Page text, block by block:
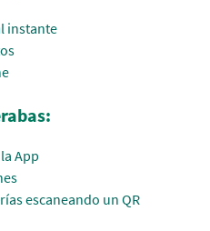
instante
App
escaneando un QR